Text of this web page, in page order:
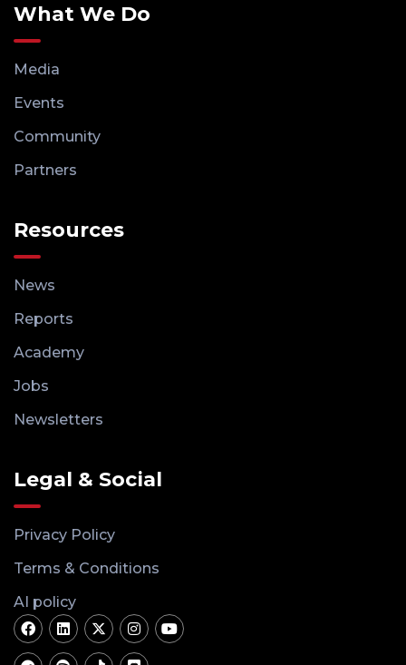
What We Do
Media
Events
Community
Partners
Resources
News
Reports
Academy
Jobs
Newsletters
Legal & Social
Privacy Policy
Terms & Conditions
AI policy